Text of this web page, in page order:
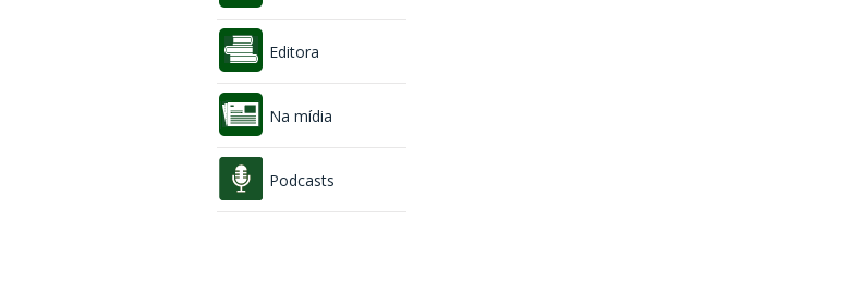
Editora
Na mídia
Podcasts